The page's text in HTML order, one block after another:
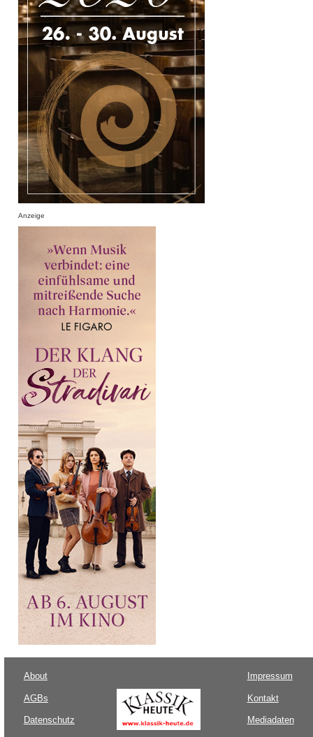
Anzeige
About
AGBs
Datenschutz
Impressum
Kontakt
Mediadaten